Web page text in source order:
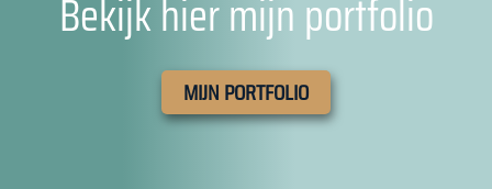
Bekijk hier mijn portfolio
MIJN PORTFOLIO